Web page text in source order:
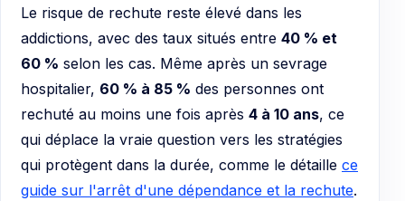
Le risque de rechute reste élevé dans les
addictions, avec des taux situés entre 40 % et
60 % selon les cas. Même après un sevrage
hospitalier, 60 % à 85 % des personnes ont
rechuté au moins une fois après 4 à 10 ans, ce
qui déplace la vraie question vers les stratégies
qui protègent dans la durée, comme le détaille ce
guide sur l'arrêt d'une dépendance et la rechute.